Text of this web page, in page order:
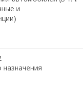
и
назначения